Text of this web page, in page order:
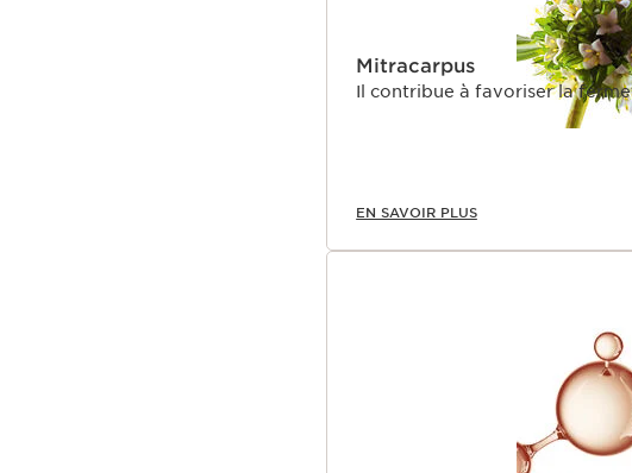
Mitracarpus
Il contribue à favoriser la
EN SAVOIR PLUS